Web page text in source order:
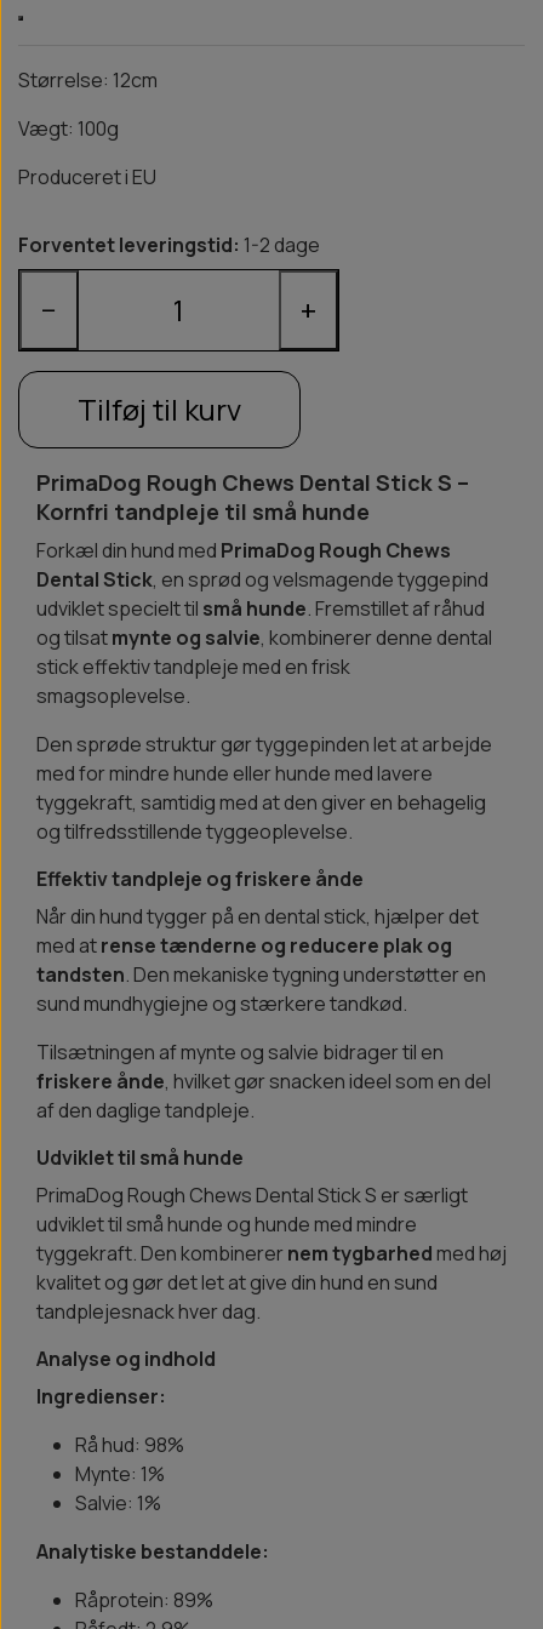
Størrelse: 12cm
Vægt: 100g
Produceret i EU
Forventet leveringstid: 1-2 dage
− +
Tilføj til kurv
PrimaDog Rough Chews Dental Stick S –
Kornfri tandpleje til små hunde
Forkæl din hund med PrimaDog Rough Chews
Dental Stick, en sprød og velsmagende tyggepind
udviklet specielt til små hunde. Fremstillet af råhud
og tilsatmynte og salvie, kombinerer denne dental
stick effektiv tandpleje med en frisk
smagsoplevelse.
Den sprøde struktur gør tyggepinden let at arbejde
med for mindre hunde eller hunde med lavere
tyggekraft, samtidig med at den giver en behagelig
og tilfredsstillende tyggeoplevelse.
Effektiv tandpleje og friskere ånde
Når din hund tygger på en dental stick, hjælper det
med atrense tænderne og reducere plak og
tandsten. Den mekaniske tygning understøtter en
sund mundhygiejne og stærkere tandkød.
Tilsætningen af mynte og salvie bidrager til en
friskere ånde, hvilket gør snacken ideel som en del
af den daglige tandpleje.
Udviklet til små hunde
PrimaDog Rough Chews Dental Stick S er særligt
udviklet til små hunde og hunde med mindre
tyggekraft. Den kombinerernem tygbarhed med høj
kvalitet og gør det let at give din hund en sund
tandplejesnack hver dag.
Analyse og indhold
Ingredienser:
Rå hud: 98%
Mynte: 1%
Salvie: 1%
Analytiske bestanddele:
Råprotein: 89%